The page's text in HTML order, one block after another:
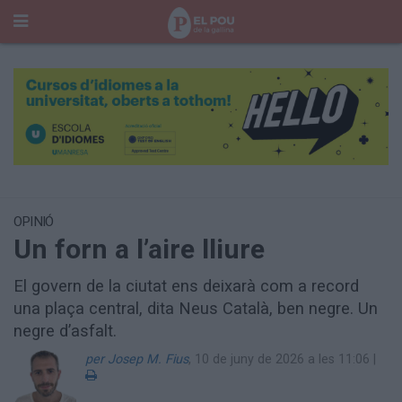
Cerca
Temes del Pou
Cròniques des de Manresa
Paisatge
Taula Rodona
Consells
Opinió
El Cul del Pou
Qui Som
400 Pous
OPINIÓ
Un forn a l’aire lliure
El govern de la ciutat ens deixarà com a record
una plaça central, dita Neus Català, ben negre. Un
negre d’asfalt.
per Josep M. Fius, 10 de juny de 2026 a les 11:06